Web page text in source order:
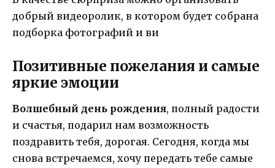
добрый видеоролик, в котором будет собрана
подборка фотографий и ви
Позитивные пожелания и самые
яркие эмоции
Волшебный день рождения, полный радости
и счастья, подарил нам возможность
поздравить тебя, дорогая. Сегодня, когда мы
снова встречаемся, хочу передать тебе самые